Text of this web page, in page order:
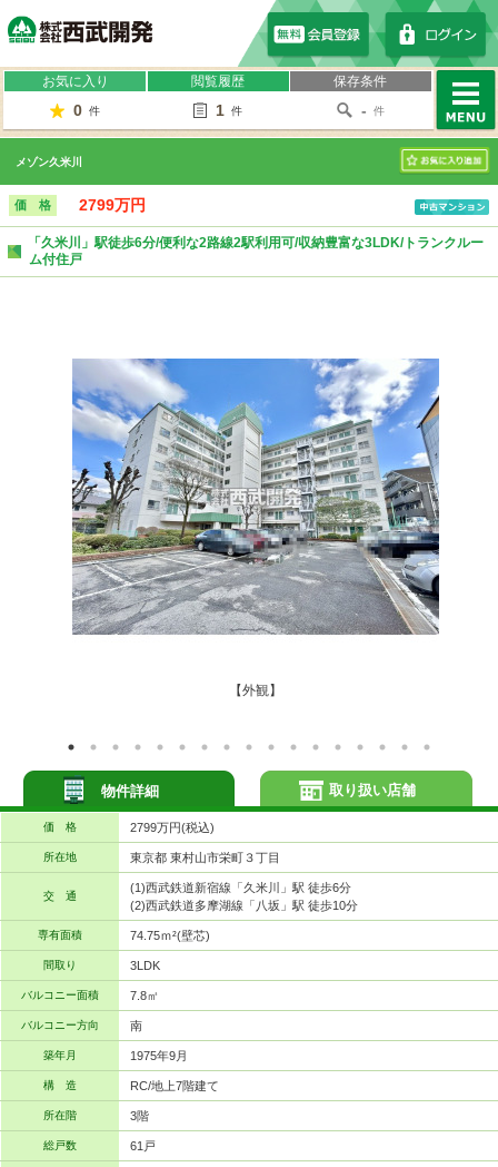
お気に入り
0 件
閲覧履歴
1 件
保存条件
- 件
MENU
メゾン久米川
お気に入り
価 格 2799万円
「久米川」駅徒歩6分/便利な2路線2駅利用可/収納豊富な3LDK/トランクルー
ム付住戸
【外観】
物件詳細
価 格 2799万円(税込)
所在地 東京都 東村山市栄町３丁目
交 通
(1)西武鉄道新宿線「久米川」駅 徒歩6分
(2)西武鉄道多摩湖線「八坂」駅 徒歩10分
専有面積 74.75ｍ²(壁芯)
間取り 3LDK
バルコニー面積 7.8㎡
バルコニー方向 南
築年月 1975年9月
構 造 RC/地上7階建て
所在階 3階
総戸数 61戸
取り扱い店舗